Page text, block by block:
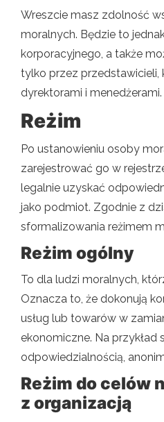
Wreszcie masz zdolność
moralnych. Będzie to
korporacyjnego, a także
tylko przez przedstawicieli,
dyrektorami i menedżerami.
Reżim
Po ustanowieniu osoby
zarejestrować go w
legalnie uzyskać
jako podmiot. Zgodnie z
sformalizowania reżimem
Reżim ogólny
To dla ludzi moralnych,
Oznacza to, że dokonują
usług lub towarów w
ekonomiczne. Na przykład
odpowiedzialnością,
Reżim do celów
z organizacją